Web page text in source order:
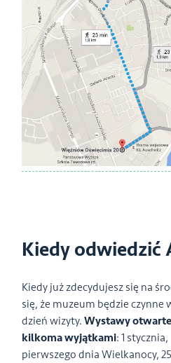
Kiedy odwiedzić
Kiedy już zdecydujesz się na
się, że muzeum będzie czynne
dzień wizyty.Wystawy
kilkoma wyjątkami: 1 stycznia,
pierwszego dnia Wielkanocy,